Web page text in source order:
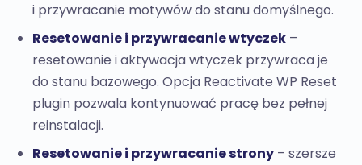
i przywracanie motywów do stanu domyślnego.
Resetowanie i przywracanie wtyczek –
resetowanie i aktywacja wtyczek przywraca je
do stanu bazowego. Opcja Reactivate WP Reset
plugin pozwala kontynuować pracę bez pełnej
reinstalacji.
Resetowanie i przywracanie strony – szersze